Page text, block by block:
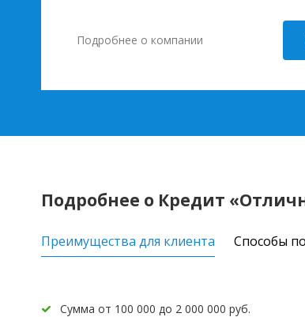
Подробнее о компании
Подробнее о Кредит
Преимущества для клиента Способы
Сумма от 100 000 до 2 000 000 руб.